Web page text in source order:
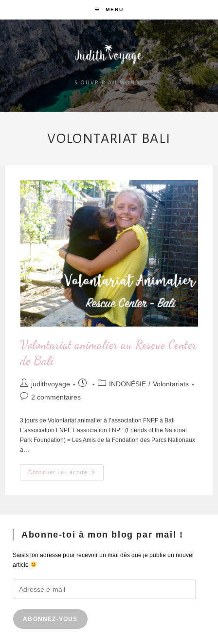
MENU
S'OUVRIR AU MONDE
VOLONTARIAT BALI
Volontariat animalier au Rescue Center
de Bali
judithvoyage INDONÉSIE / Volontariats
2 commentaires
3 jours de Volontariat animalier à l’association FNPF à Bali
L'association FNPF L’association FNPF (Friends of the National
Park Foundation) = Les Amis de la Fondation des Parcs Nationaux
a…
Continuer La Lecture
Abonne-toi à mon blog par mail !
Saisis ton adresse pour recevoir un mail dès que je publie un nouvel
article
ABONNEZ-VOUS